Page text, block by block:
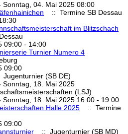
Sonntag, 04. Mai 2025 08:00
:: Termine SB Dessau
im Blitzschach
09:00 - 14:00
Turnier Numero 4
09:00
Jugenturnier (SB DE)
Sonntag, 18. Mai 2025
(LSJ)
Sonntag, 18. Mai 2025 16:00 - 19:00
Halle 2025
:: Termine
09:00
:: Jugenturnier (SB MD)